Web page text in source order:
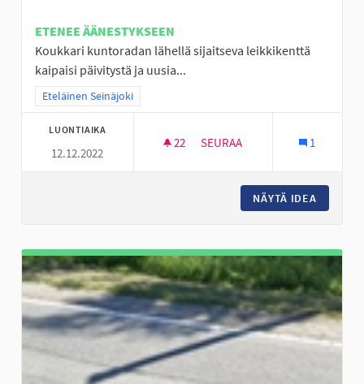
ETENEE ÄÄNESTYKSEEN
Koukkari kuntoradan lähellä sijaitseva leikkikenttä
kaipaisi päivitystä ja uusia...
Rajaa tulokset teeman mukaan: Eteläinen Seinäjoki
Eteläinen Seinäjoki
LUONTIAIKA
12.12.2022
22 22 SEURAAJAA
SEURAA 1
NÄYTÄ IDEA